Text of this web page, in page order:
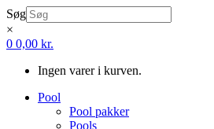
Søg
×
0 0,00 kr.
Ingen varer i kurven.
Pool
Pool pakker
Pools